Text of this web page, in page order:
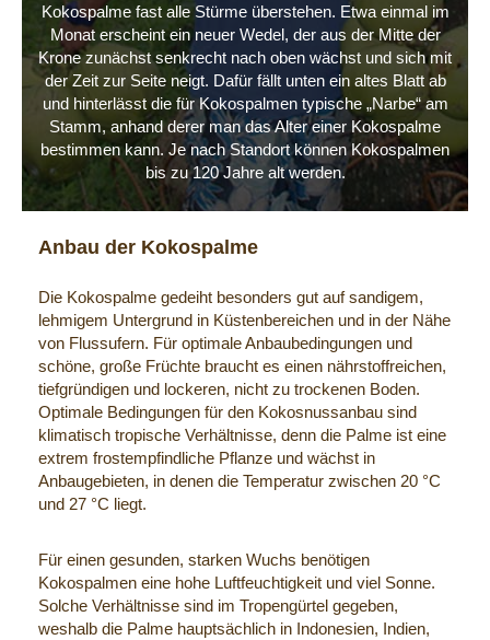
Kokospalme fast alle Stürme überstehen. Etwa einmal im
Monat erscheint ein neuer Wedel, der aus der Mitte der
Krone zunächst senkrecht nach oben wächst und sich mit
der Zeit zur Seite neigt. Dafür fällt unten ein altes Blatt ab
und hinterlässt die für Kokospalmen typische „Narbe“ am
Stamm, anhand derer man das Alter einer Kokospalme
bestimmen kann. Je nach Standort können Kokospalmen
bis zu 120 Jahre alt werden.
Anbau der Kokospalme
Die Kokospalme gedeiht besonders gut auf sandigem,
lehmigem Untergrund in Küstenbereichen und in der Nähe
von Flussufern. Für optimale Anbaubedingungen und
schöne, große Früchte braucht es einen nährstoffreichen,
tiefgründigen und lockeren, nicht zu trockenen Boden.
Optimale Bedingungen für den Kokosnussanbau sind
klimatisch tropische Verhältnisse, denn die Palme ist eine
extrem frostempfindliche Pflanze und wächst in
Anbaugebieten, in denen die Temperatur zwischen 20 °C
und 27 °C liegt.
Für einen gesunden, starken Wuchs benötigen
Kokospalmen eine hohe Luftfeuchtigkeit und viel Sonne.
Solche Verhältnisse sind im Tropengürtel gegeben,
weshalb die Palme hauptsächlich in Indonesien, Indien,